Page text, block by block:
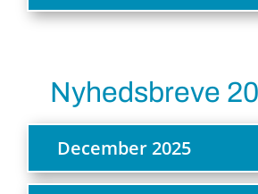
Nyhedsbreve
December 2025